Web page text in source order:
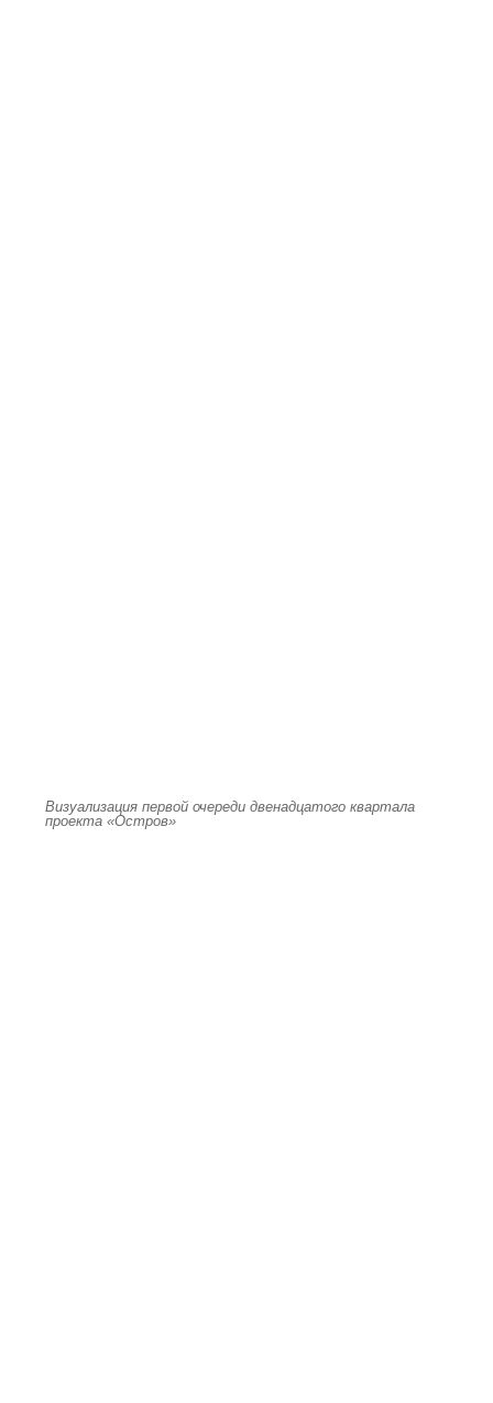
Визуализация первой очереди двенадцатого квартала
проекта «Остров»